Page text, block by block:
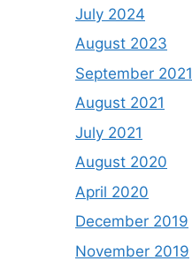
July 2024
August 2023
September 2021
August 2021
July 2021
August 2020
April 2020
December 2019
November 2019